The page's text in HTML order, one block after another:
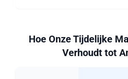
Hoe Onze Tijdelijke
Verhoudt tot